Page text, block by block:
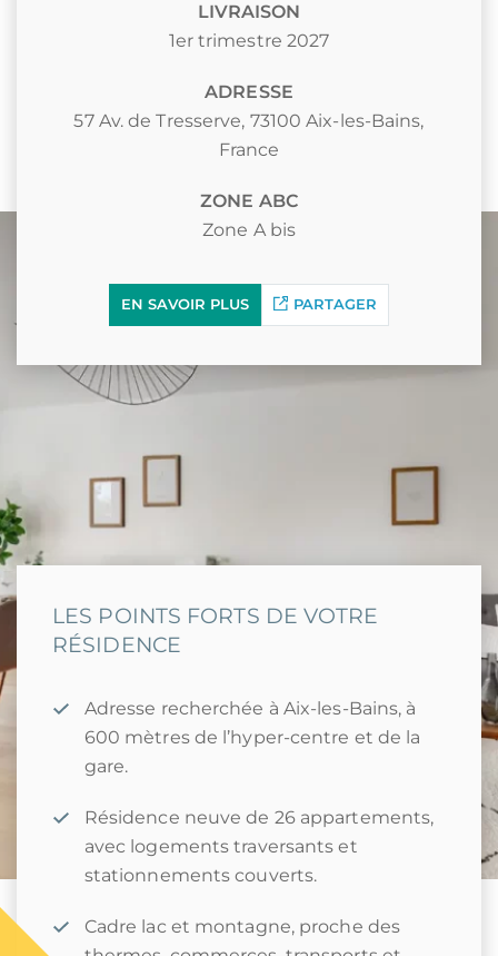
LIVRAISON
1er trimestre 2027
ADRESSE
57 Av. de Tresserve, 73100 Aix-les-Bains,
France
ZONE ABC
Zone A bis
EN SAVOIR PLUS PARTAGER
LES POINTS FORTS DE VOTRE
RÉSIDENCE
Adresse recherchée à Aix-les-Bains, à
600 mètres de l’hyper-centre et de la
gare.
Résidence neuve de 26 appartements,
avec logements traversants et
stationnements couverts.
Cadre lac et montagne, proche des